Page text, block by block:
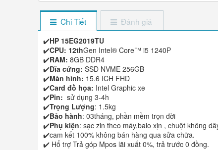
Chi Tiết Đánh giá
✔️HP 15EG2019TU
✔️CPU: 12thGen Intel® Core™ i5 1240P
✔️RAM: 8GB DDR4
✔️Đĩa cứng: SSD NVME 256GB
✔️Màn hình: 15.6 ICH FHD
✔️Card đồ họa: Intel Graphic xe
✔️Pin: sử dụng 3-4h
✔️Trọng Lượng: 1.5kg
✔️Bảo hành: 03tháng, phần mềm trọn đời
✔️Phụ kiện: sạc zin theo máy,balo xịn , chuột không
✔️cam kết 100% không bán hàng qua sửa chữa.
✔️ Hổ trợ Trả góp Mpos lãi xuất 0%, trả trước 0 đồng.